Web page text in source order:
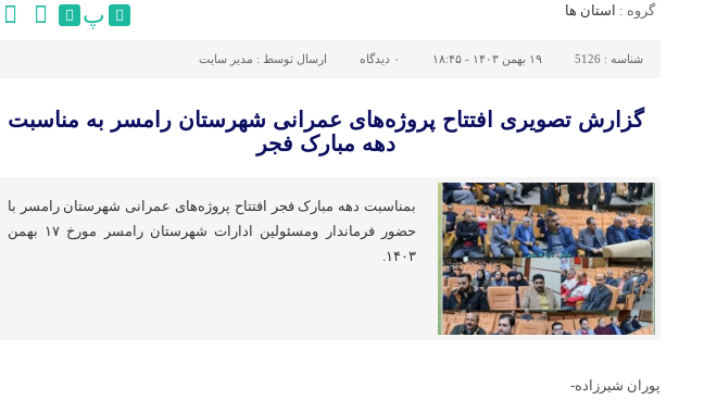
گروه : استان ها پ
شناسه : 5126 ۱۹ بهمن ۱۴۰۳ - ۱۸:۴۵ ۰ دیدگاه ارسال توسط : مدیر سایت
گزارش تصویری افتتاح پروژه‌های عمرانی شهرستان رامسر به مناسبت
دهه مبارک فجر
بمناسبت دهه مبارک فجر افتتاح پروژه‌های عمرانی شهرستان رامسر با
حضور فرماندار ومسئولین ادارات شهرستان رامسر مورخ ۱۷ بهمن
۱۴۰۳.
پوران شیرزاده-